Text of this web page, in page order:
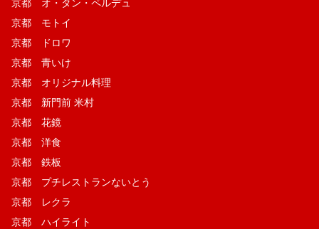
京都 オ・タン・ペルデュ
京都 モトイ
京都 ドロワ
京都 青いけ
京都 オリジナル料理
京都 新門前 米村
京都 花鏡
京都 洋食
京都 鉄板
京都 プチレストランないとう
京都 レクラ
京都 ハイライト